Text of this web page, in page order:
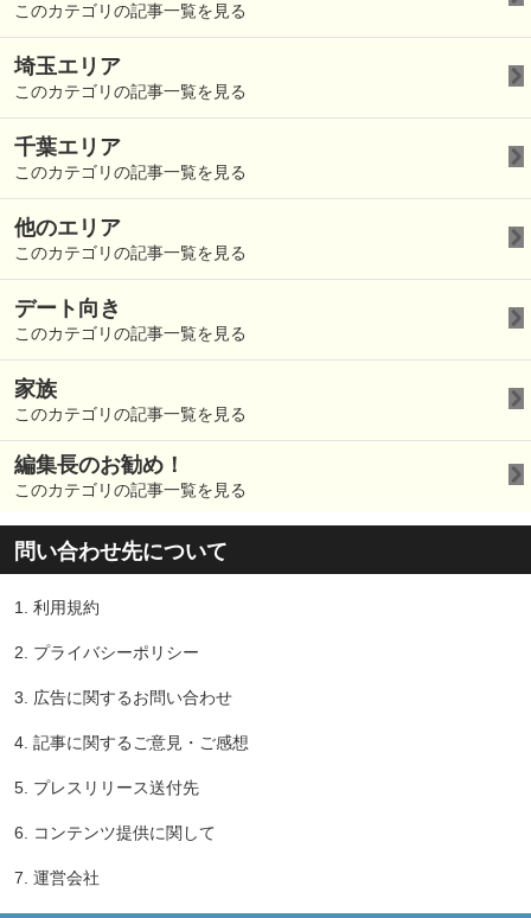
このカテゴリの記事一覧を見る
埼玉エリア
このカテゴリの記事一覧を見る
千葉エリア
このカテゴリの記事一覧を見る
他のエリア
このカテゴリの記事一覧を見る
デート向き
このカテゴリの記事一覧を見る
家族
このカテゴリの記事一覧を見る
編集長のお勧め！
このカテゴリの記事一覧を見る
問い合わせ先について
1. 利用規約
2. プライバシーポリシー
3. 広告に関するお問い合わせ
4. 記事に関するご意見・ご感想
5. プレスリリース送付先
6. コンテンツ提供に関して
7. 運営会社